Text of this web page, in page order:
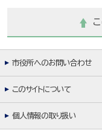
市役所へのお問い合わせ
このサイトについて
個人情報の取り扱い